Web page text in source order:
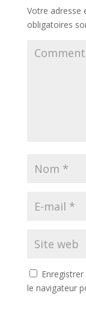
Votre adresse
obligatoires
le navigateur